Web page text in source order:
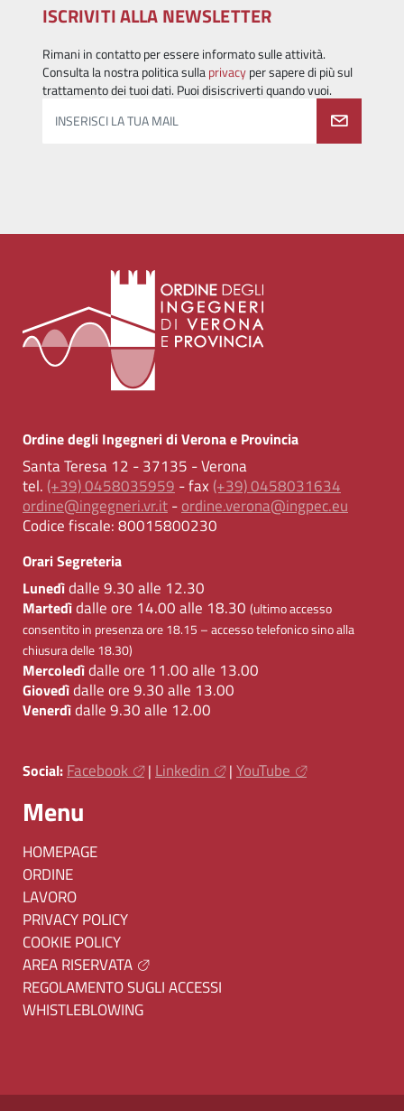
ISCRIVITI ALLA NEWSLETTER
Rimani in contatto per essere informato sulle attività.
Consulta la nostra politica sullaprivacyper sapere di più sul
trattamento dei tuoi dati. Puoi disiscriverti quando vuoi.
INSERISCI LA TUA MAIL
Ordine degli Ingegneri di Verona e Provincia
Santa Teresa 12 - 37135 - Verona
tel. (+39) 0458035959- fax (+39) 0458031634
ordine@ingegneri.vr.it-ordine.verona@ingpec.eu
Codice fiscale:80015800230
Orari Segreteria
Lunedìdalle 9.30 alle 12.30
Martedìdalle ore 14.00 alle 18.30 (ultimo accesso
consentito in presenza ore 18.15 – accesso telefonico sino alla
chiusura delle 18.30)
Mercoledìdalle ore 11.00 alle 13.00
Giovedìdalle ore 9.30 alle 13.00
Venerdìdalle 9.30 alle 12.00
Social:Facebook | Linkedin | YouTube
Menu
HOMEPAGE
ORDINE
LAVORO
PRIVACY POLICY
COOKIE POLICY
AREA RISERVATA
REGOLAMENTO SUGLI ACCESSI
WHISTLEBLOWING